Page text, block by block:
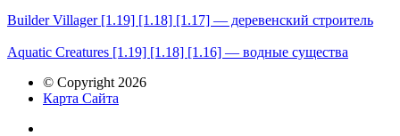
Builder Villager [1.19] [1.18] [1.17] — деревенский строитель
Aquatic Creatures [1.19] [1.18] [1.16] — водные существа
© Copyright 2026
Карта Сайта